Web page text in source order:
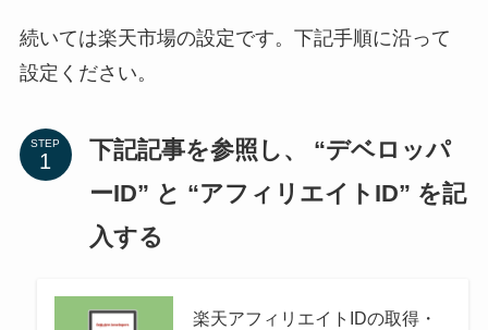
続いては楽天市場の設定です。下記手順に沿って
設定ください。
STEP
下記記事を参照し、 “デベロッパ
ーID” と “アフィリエイトID” を記
入する
楽天アフィリエイトIDの取得・